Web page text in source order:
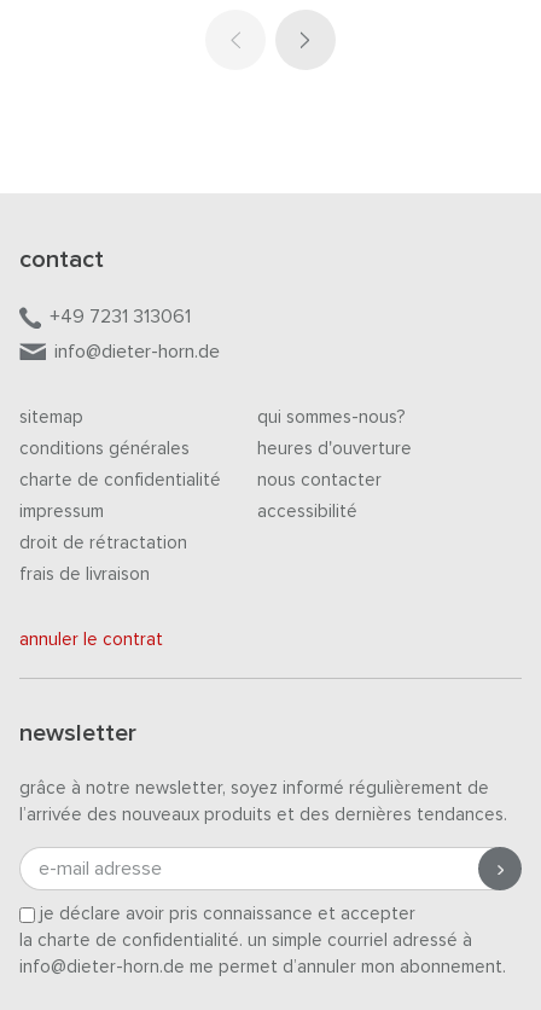
contact
+49 7231 313061
info@dieter-horn.de
sitemap
conditions générales
charte de confidentialité
impressum
droit de rétractation
frais de livraison
qui sommes-nous?
heures d'ouverture
nous contacter
accessibilité
annuler le contrat
newsletter
grâce à notre newsletter, soyez informé régulièrement de
l’arrivée des nouveaux produits et des dernières tendances.
e-mail adresse
je déclare avoir pris connaissance et accepter
la charte de confidentialité. un simple courriel adressé à
info@dieter-horn.de me permet d’annuler mon abonnement.